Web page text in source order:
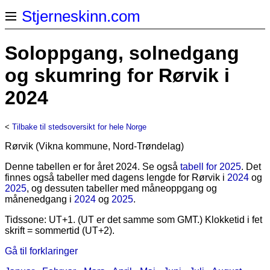
Stjerneskinn.com
Soloppgang, solnedgang
og skumring for Rørvik i
2024
< Tilbake til stedsoversikt for hele Norge
Rørvik (Vikna kommune, Nord-Trøndelag)
Denne tabellen er for året 2024. Se også tabell for 2025. Det
finnes også tabeller med dagens lengde for Rørvik i 2024 og
2025, og dessuten tabeller med måneoppgang og
månenedgang i 2024 og 2025.
Tidssone: UT+1. (UT er det samme som GMT.) Klokketid i fet
skrift = sommertid (UT+2).
Gå til forklaringer